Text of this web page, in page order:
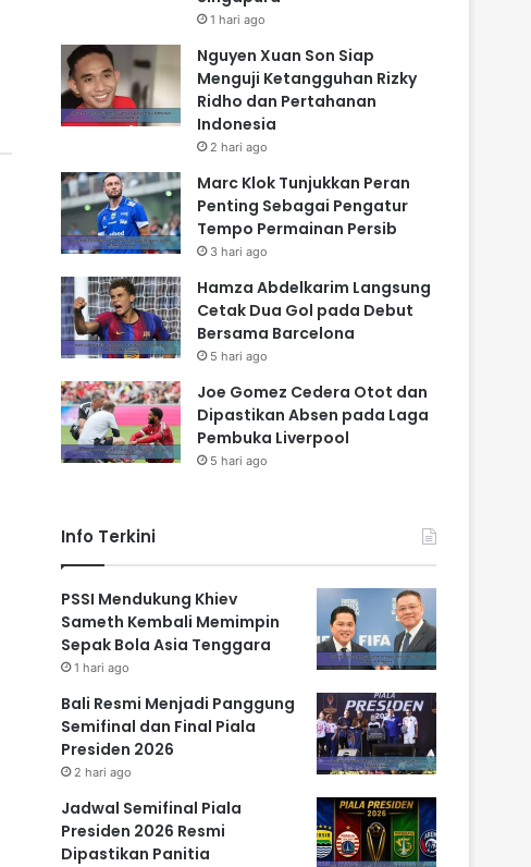
1 hari ago
Nguyen Xuan Son Siap
Menguji Ketangguhan Rizky
Ridho dan Pertahanan
Indonesia
2 hari ago
Marc Klok Tunjukkan Peran
Penting Sebagai Pengatur
Tempo Permainan Persib
3 hari ago
Hamza Abdelkarim Langsung
Cetak Dua Gol pada Debut
Bersama Barcelona
5 hari ago
Joe Gomez Cedera Otot dan
Dipastikan Absen pada Laga
Pembuka Liverpool
5 hari ago
Info Terkini
PSSI Mendukung Khiev
Sameth Kembali Memimpin
Sepak Bola Asia Tenggara
1 hari ago
Bali Resmi Menjadi Panggung
Semifinal dan Final Piala
Presiden 2026
2 hari ago
Jadwal Semifinal Piala
Presiden 2026 Resmi
Dipastikan Panitia